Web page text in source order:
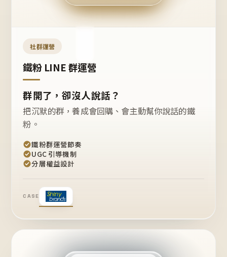
開團
嗎？
社群運營
鐵粉 LINE 群運營
群開了，卻沒人說話？
把沉默的群，養成會回購、會主動幫你說話的鐵
粉。
鐵粉群運營節奏
UGC 引導機制
分層權益設計
CASE